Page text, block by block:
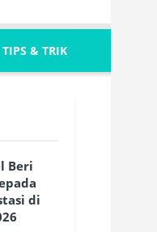
TIPS & TRIK
Beri
di